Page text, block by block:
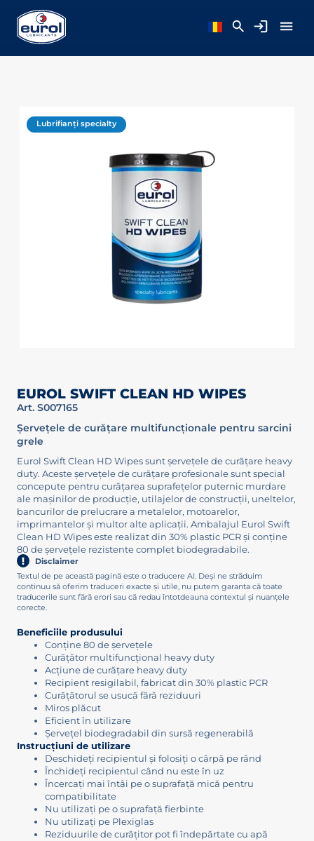
EUROL SWIFT CLEAN HD WIPES
Art. S007165
Șervețele de curățare multifuncționale pentru sarcini
grele
Eurol Swift Clean HD Wipes sunt șervețele de curățare heavy
duty. Aceste șervețele de curățare profesionale sunt special
concepute pentru curățarea suprafețelor puternic murdare
ale mașinilor de producție, utilajelor de construcții, uneltelor,
bancurilor de prelucrare a metalelor, motoarelor,
imprimantelor și multor alte aplicații. Ambalajul Eurol Swift
Clean HD Wipes este realizat din 30% plastic PCR și conține
80 de șervețele rezistente complet biodegradabile.
Disclaimer
Textul de pe această pagină este o traducere AI. Deși ne străduim
continuu să oferim traduceri exacte și utile, nu putem garanta că toate
traducerile sunt fără erori sau că redau întotdeauna contextul și nuanțele
corecte.
Beneficiile produsului
Conține 80 de șervețele
Curățător multifuncțional heavy duty
Acțiune de curățare heavy duty
Recipient resigilabil, fabricat din 30% plastic PCR
Curățătorul se usucă fără reziduuri
Miros plăcut
Eficient în utilizare
Șervețel biodegradabil din sursă regenerabilă
Instrucțiuni de utilizare
Deschideți recipientul și folosiți o cârpă pe rând
Închideți recipientul când nu este în uz
Încercați mai întâi pe o suprafață mică pentru
compatibilitate
Nu utilizați pe o suprafață fierbinte
Nu utilizați pe Plexiglas
Reziduurile de curățitor pot fi îndepărtate cu apă
Lubrifianți specialty